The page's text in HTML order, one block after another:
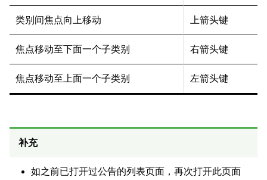
类别间焦点向上移动 上箭头键
焦点移动至下面一个子类别 右箭头键
焦点移动至上面一个子类别 左箭头键
补充
如之前已打开过公告的列表页面，再次打开此页面